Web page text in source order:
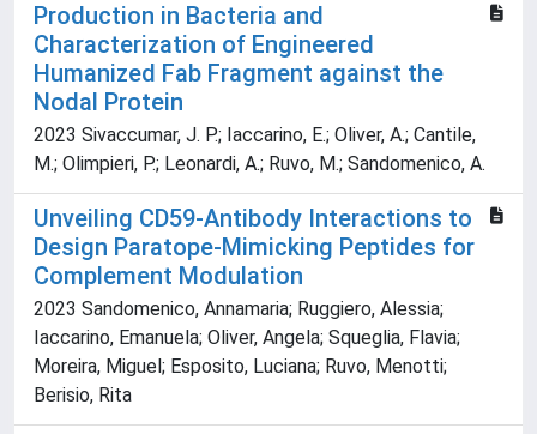
Production in Bacteria and
Characterization of Engineered
Humanized Fab Fragment against the
Nodal Protein
2023 Sivaccumar, J. P.; Iaccarino, E.; Oliver, A.; Cantile,
M.; Olimpieri, P.; Leonardi, A.; Ruvo, M.; Sandomenico, A.
Unveiling CD59-Antibody Interactions to
Design Paratope-Mimicking Peptides for
Complement Modulation
2023 Sandomenico, Annamaria; Ruggiero, Alessia;
Iaccarino, Emanuela; Oliver, Angela; Squeglia, Flavia;
Moreira, Miguel; Esposito, Luciana; Ruvo, Menotti;
Berisio, Rita